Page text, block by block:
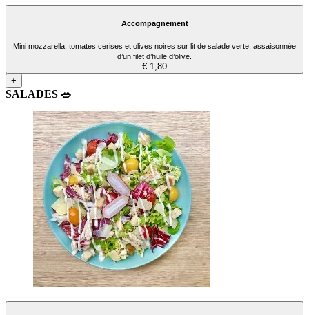
Accompagnement
Mini mozzarella, tomates cerises et olives noires sur lit de salade verte, assaisonnée
d’un filet d’huile d’olive.
€ 1,80
+
SALADES 🥗